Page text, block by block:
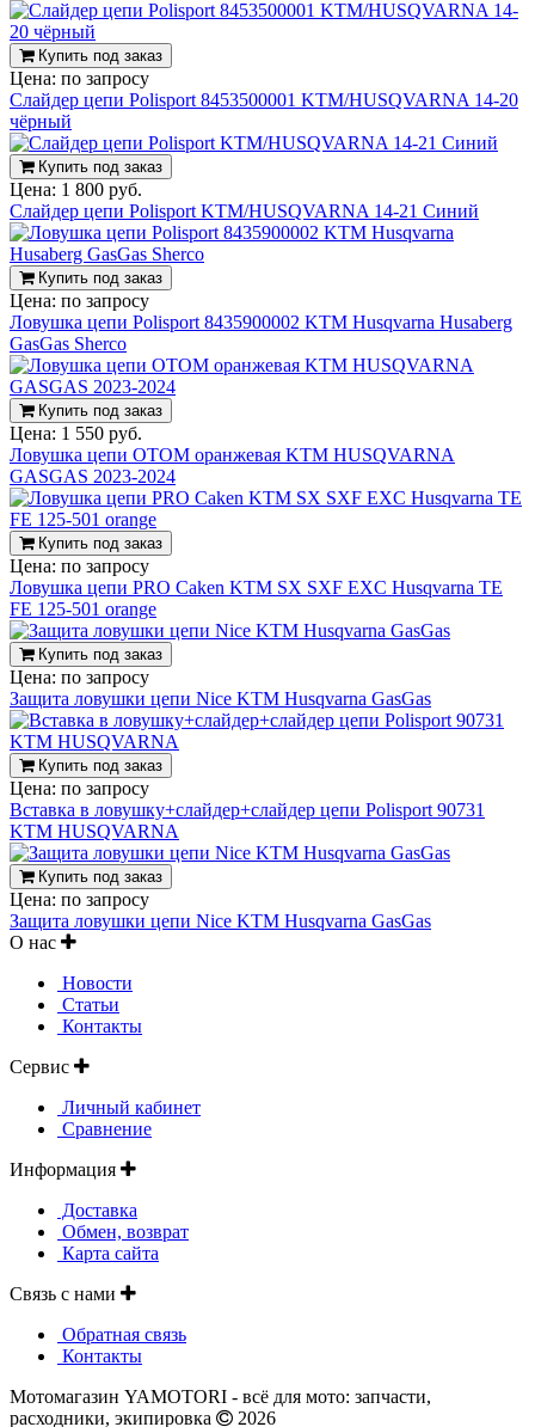
Купить под заказ
Цена: по запросу
Слайдер цепи Polisport 8453500001 KTM/HUSQVARNA 14-20
чёрный
Купить под заказ
Цена: 1 800 руб.
Слайдер цепи Polisport KTM/HUSQVARNA 14-21 Синий
Купить под заказ
Цена: по запросу
Ловушка цепи Polisport 8435900002 KTM Husqvarna Husaberg
GasGas Sherco
Купить под заказ
Цена: 1 550 руб.
Ловушка цепи OTOM оранжевая KTM HUSQVARNA
GASGAS 2023-2024
Купить под заказ
Цена: по запросу
Ловушка цепи PRO Caken KTM SX SXF EXC Husqvarna TE
FE 125-501 orange
Купить под заказ
Цена: по запросу
Защита ловушки цепи Nice KTM Husqvarna GasGas
Купить под заказ
Цена: по запросу
Вставка в ловушку+слайдер+слайдер цепи Polisport 90731
KTM HUSQVARNA
Купить под заказ
Цена: по запросу
Защита ловушки цепи Nice KTM Husqvarna GasGas
О нас
Новости
Статьи
Контакты
Сервис
Личный кабинет
Сравнение
Информация
Доставка
Обмен, возврат
Карта сайта
Связь с нами
Обратная связь
Контакты
Мотомагазин YAMOTORI - всё для мото: запчасти,
расходники, экипировка
2026